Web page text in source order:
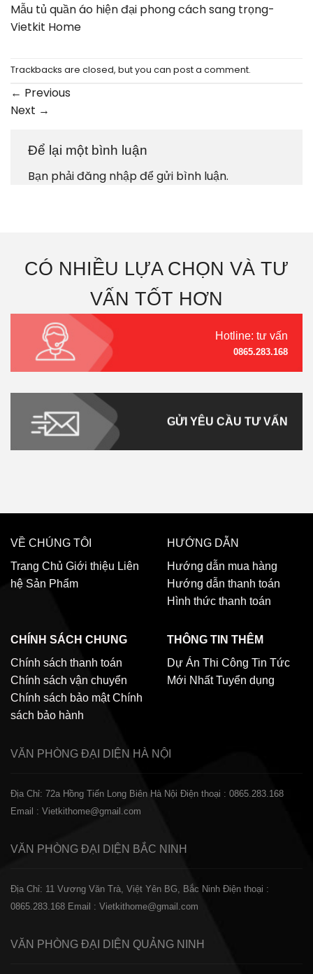
Mẫu tủ quần áo hiện đại phong cách sang trọng-
Vietkit Home
Trackbacks are closed, but you can post a comment.
← Previous
Next →
Để lại một bình luận
Bạn phảiđăng nhậpđể gửi bình luận.
CÓ NHIỀU LỰA CHỌN VÀ TƯ
VẤN TỐT HƠN
Hotline: tư vấn
0865.283.168
GỬI YÊU CẦU TƯ VẤN
VỀ CHÚNG TÔI
Trang Chủ Giới thiệu Liên
hệ Sản Phẩm
HƯỚNG DẪN
Hướng dẫn mua hàng
Hướng dẫn thanh toán
Hình thức thanh toán
CHÍNH SÁCH CHUNG
Chính sách thanh toán
Chính sách vận chuyển
Chính sách bảo mật Chính
sách bảo hành
THÔNG TIN THÊM
Dự Án Thi Công Tin Tức
Mới Nhất Tuyển dụng
VĂN PHÒNG ĐẠI DIỆN HÀ NỘI
Địa Chỉ: 72a Hồng Tiến Long Biên Hà Nội Điện thoại : 0865.283.168
Email : Vietkithome@gmail.com
VĂN PHÒNG ĐẠI DIỆN BẮC NINH
Địa Chỉ: 11 Vương Văn Trà, Việt Yên BG, Bắc Ninh Điện thoại :
0865.283.168 Email : Vietkithome@gmail.com
VĂN PHÒNG ĐẠI DIỆN QUẢNG NINH